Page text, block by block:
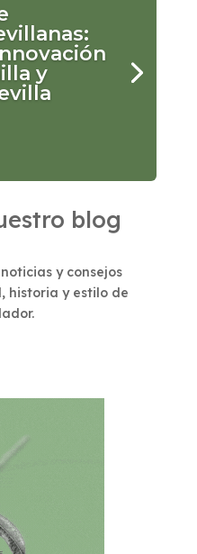
y
blog
y consejos
historia y estilo de